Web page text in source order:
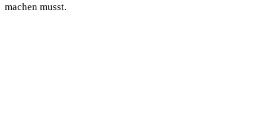
machen musst.